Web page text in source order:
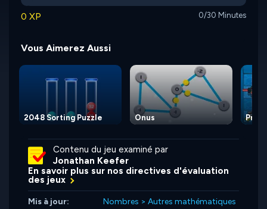
0 XP 0/30 Minutes
Vous Aimerez Aussi
2048 Sorting Puzzle Onus
Contenu du jeu examiné par
Jonathan Keefer
En savoir plus sur nos directives d'évaluation
des jeux
Mis à jour: Nombres > Autres mathématiques